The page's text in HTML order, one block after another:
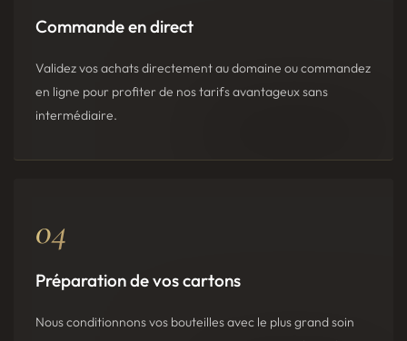
Commande en direct
Validez vos achats directement au domaine ou commandez
en ligne pour profiter de nos tarifs avantageux sans
intermédiaire.
04
Préparation de vos cartons
Nous conditionnons vos bouteilles avec le plus grand soin